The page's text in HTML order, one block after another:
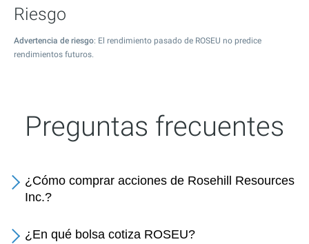
Riesgo
Advertencia de riesgo: El rendimiento pasado de ROSEU no predice
rendimientos futuros.
Preguntas frecuentes
¿Cómo comprar acciones de Rosehill Resources
Inc.?
¿En qué bolsa cotiza ROSEU?